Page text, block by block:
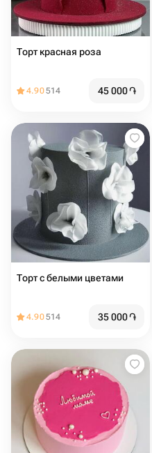
Торт красная роза
4.90514 45 000֏
Торт с белыми цветами
4.90514 35 000֏